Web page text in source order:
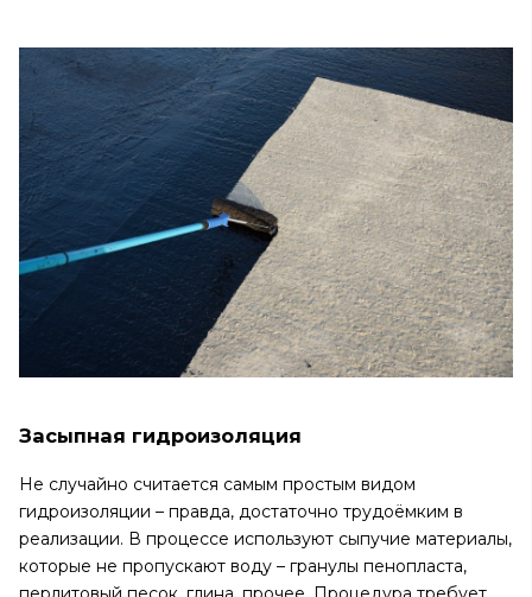
Засыпная гидроизоляция
Не случайно считается самым простым видом
гидроизоляции – правда, достаточно трудоёмким в
реализации. В процессе используют сыпучие материалы,
которые не пропускают воду – гранулы пенопласта,